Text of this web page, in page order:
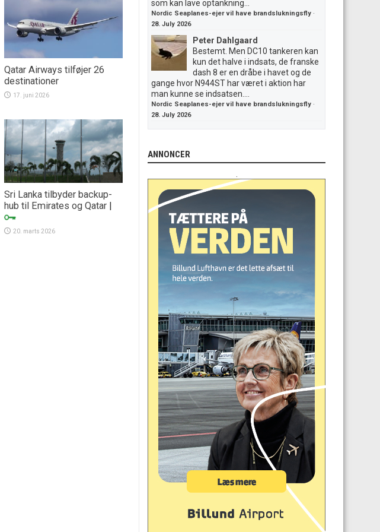
Qatar Airways tilføjer 26
destinationer
17. juni 2026
Sri Lanka tilbyder backup-
hub til Emirates og Qatar |
20. marts 2026
som kan lave optankning...
Nordic Seaplanes-ejer vil have brandslukningsfly ·
28. July 2026
Peter Dahlgaard
Bestemt. Men DC10 tankeren kan
kun det halve i indsats, de franske
dash 8 er en dråbe i havet og de
gange hvor N944ST har været i aktion har
man kunne se indsatsen....
Nordic Seaplanes-ejer vil have brandslukningsfly ·
28. July 2026
ANNONCER